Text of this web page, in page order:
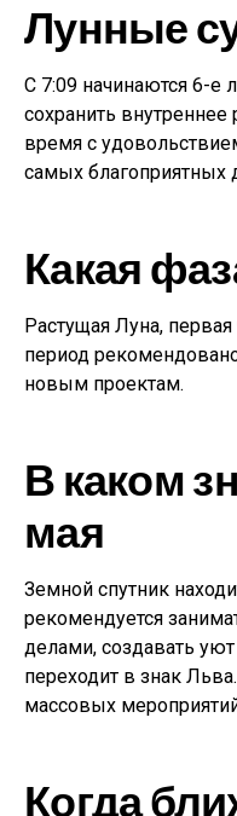
Лунные
С 7:09 начинаются 6-е
сохранить внутреннее
время с
самых благоприятных
Какая
Растущая Луна,
период
новым проектам.
В каком
мая
Земной спутник
рекомендуется
делами, создавать
переходит в знак
массовых
Когда